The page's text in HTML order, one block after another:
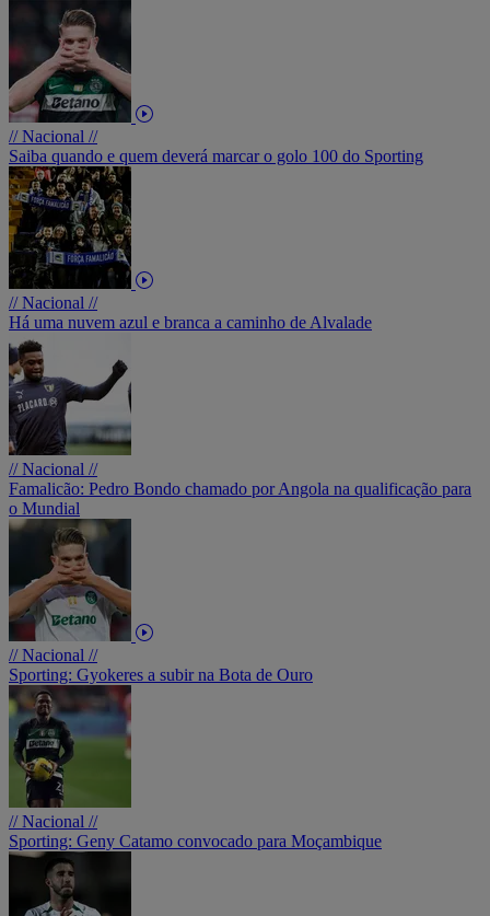
// Nacional //
Saiba quando e quem deverá marcar o golo 100 do Sporting
// Nacional //
Há uma nuvem azul e branca a caminho de Alvalade
// Nacional //
Famalicão: Pedro Bondo chamado por Angola na qualificação para
o Mundial
// Nacional //
Sporting: Gyokeres a subir na Bota de Ouro
// Nacional //
Sporting: Geny Catamo convocado para Moçambique